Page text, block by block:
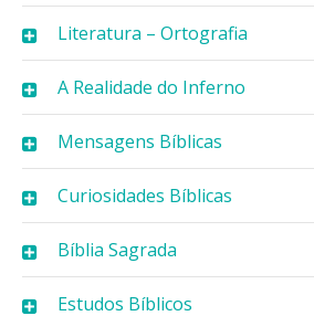
Literatura – Ortografia
A Realidade do Inferno
Mensagens Bíblicas
Curiosidades Bíblicas
Bíblia Sagrada
Estudos Bíblicos